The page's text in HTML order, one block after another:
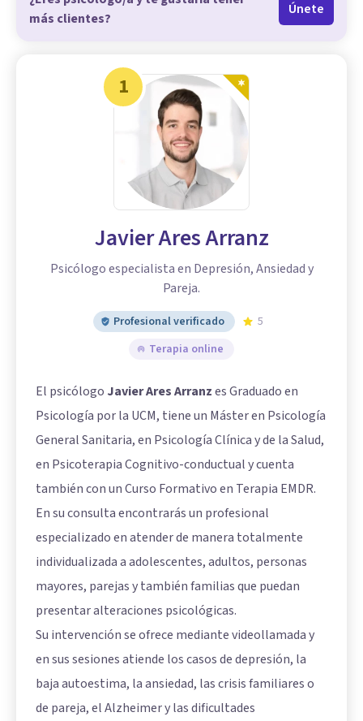
más clientes?
Únete
1
Javier Ares Arranz
Psicólogo especialista en Depresión, Ansiedad y
Pareja.
Profesional verificado
5
Terapia online
El psicólogo Javier Ares Arranzes Graduado en
Psicología por la UCM, tiene un Máster en Psicología
General Sanitaria, en Psicología Clínica y de la Salud,
en Psicoterapia Cognitivo-conductual y cuenta
también con un Curso Formativo en Terapia EMDR.
En su consulta encontrarás un profesional
especializado en atender de manera totalmente
individualizada a adolescentes, adultos, personas
mayores, parejas y también familias que puedan
presentar alteraciones psicológicas.
Su intervención se ofrece mediante videollamada y
en sus sesiones atiende los casos de depresión, la
baja autoestima, la ansiedad, las crisis familiares o
de pareja, el Alzheimer y las dificultades